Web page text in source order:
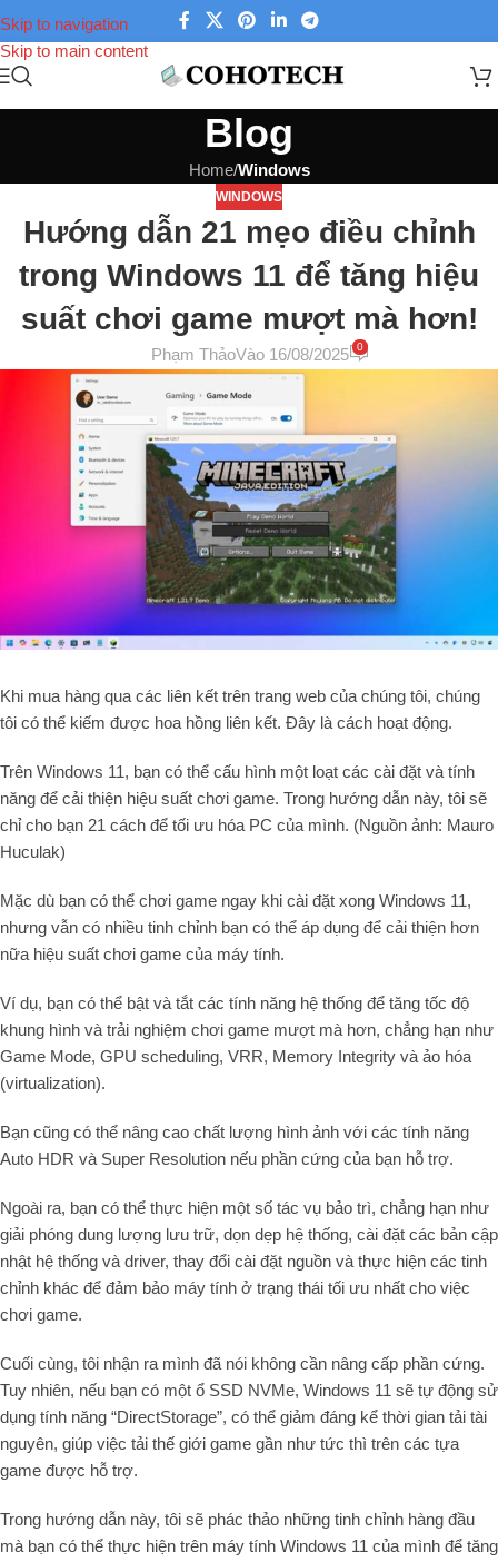
Skip to navigation
Skip to main content
Blog
Home/Windows
WINDOWS
Hướng dẫn 21 mẹo điều chỉnh
trong Windows 11 để tăng hiệu
suất chơi game mượt mà hơn!
Phạm ThảoVào 16/08/2025 0
Khi mua hàng qua các liên kết trên trang web của chúng tôi, chúng
tôi có thể kiếm được hoa hồng liên kết. Đây là cách hoạt động.
Trên Windows 11, bạn có thể cấu hình một loạt các cài đặt và tính
năng để cải thiện hiệu suất chơi game. Trong hướng dẫn này, tôi sẽ
chỉ cho bạn 21 cách để tối ưu hóa PC của mình. (Nguồn ảnh: Mauro
Huculak)
Mặc dù bạn có thể chơi game ngay khi cài đặt xong Windows 11,
nhưng vẫn có nhiều tinh chỉnh bạn có thể áp dụng để cải thiện hơn
nữa hiệu suất chơi game của máy tính.
Ví dụ, bạn có thể bật và tắt các tính năng hệ thống để tăng tốc độ
khung hình và trải nghiệm chơi game mượt mà hơn, chẳng hạn như
Game Mode, GPU scheduling, VRR, Memory Integrity và ảo hóa
(virtualization).
Bạn cũng có thể nâng cao chất lượng hình ảnh với các tính năng
Auto HDR và Super Resolution nếu phần cứng của bạn hỗ trợ.
Ngoài ra, bạn có thể thực hiện một số tác vụ bảo trì, chẳng hạn như
giải phóng dung lượng lưu trữ, dọn dẹp hệ thống, cài đặt các bản cập
nhật hệ thống và driver, thay đổi cài đặt nguồn và thực hiện các tinh
chỉnh khác để đảm bảo máy tính ở trạng thái tối ưu nhất cho việc
chơi game.
Cuối cùng, tôi nhận ra mình đã nói không cần nâng cấp phần cứng.
Tuy nhiên, nếu bạn có một ổ SSD NVMe, Windows 11 sẽ tự động sử
dụng tính năng “DirectStorage”, có thể giảm đáng kể thời gian tải tài
nguyên, giúp việc tải thế giới game gần như tức thì trên các tựa
game được hỗ trợ.
Trong hướng dẫn này, tôi sẽ phác thảo những tinh chỉnh hàng đầu
mà bạn có thể thực hiện trên máy tính Windows 11 của mình để tăng